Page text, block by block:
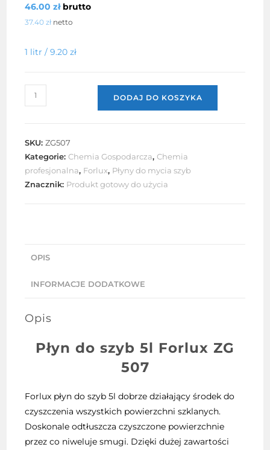
46.00złbrutto
37.40 zł netto
1 litr / 9.20zł
ilość
Płyn
Forlux
ZG
DODAJ DO KOSZYKA
SKU:ZG507
Kategorie:Chemia Gospodarcza,Chemia
profesjonalna, Forlux, Płyny do mycia szyb
Znacznik: Produkt gotowy do użycia
OPIS
INFORMACJE DODATKOWE
Opis
Płyn do szyb 5l Forlux ZG
507
Forlux płyn do szyb 5l dobrze działający środek do
czyszczenia wszystkich powierzchni szklanych.
Doskonale odtłuszcza czyszczone powierzchnie
przez co niweluje smugi. Dzięki dużej zawartości